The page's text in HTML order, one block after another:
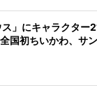
ス」にキャラクター
国初ちいかわ、サ